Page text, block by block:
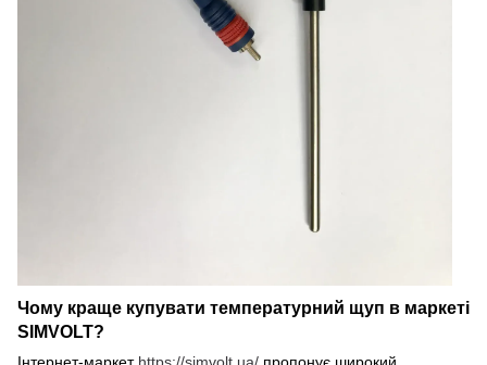
Чому краще купувати температурний щуп в маркеті
SIMVOLT?